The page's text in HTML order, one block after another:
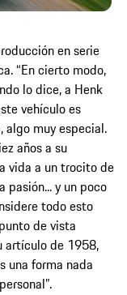
en serie
“En cierto modo,
lo dice, a Henk
vehículo es
algo muy especial.
años a su
vida a un trocito de
y un poco
todo esto
de vista
artículo de 1958,
una forma nada